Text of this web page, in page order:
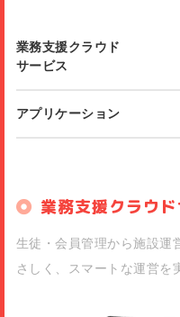
業務支援クラウド
サービス
アプリケーション
業務支援クラウ
生徒・会員管理から施設運
さしく、スマートな運営を